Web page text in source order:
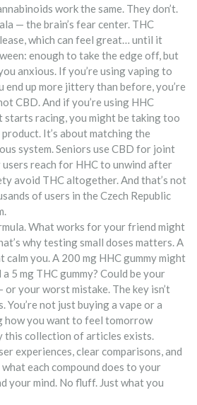
work the same. They don’t.
— the brain’s fear center. THC
which can feel great… until it
enough to take the edge off, but
anxious. If you’re using vaping to
end up more jittery than before, you’re
CBD. And if you’re using HHC
starts racing, you might be taking too
It’s about matching the
system. Seniors use CBD for joint
users reach for HHC to unwind after
avoid THC altogether. And that’s not
of users in the Czech Republic
What works for your friend might
why testing small doses matters. A
calm you. A 200 mg HHC gummy might
5 mg THC gummy? Could be your
your worst mistake. The key isn’t
You’re not just buying a vape or a
how you want to feel tomorrow
this collection of articles exists.
experiences, clear comparisons, and
each compound does to your
your mind. No fluff. Just what you